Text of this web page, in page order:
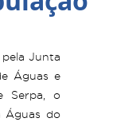
Junta
Águas e
Serpa, o
Águas do